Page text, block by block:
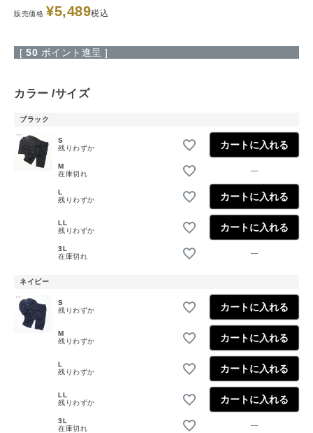
販売価格 ¥5,489税込
[ 50 ポイント進呈 ]
カラー サイズ
ブラック
S
残りわずか
カートに入れる
M
在庫切れ
—
L
残りわずか
カートに入れる
LL
残りわずか
カートに入れる
3L
在庫切れ
—
ネイビー
S
残りわずか
カートに入れる
M
残りわずか
カートに入れる
L
残りわずか
カートに入れる
LL
残りわずか
カートに入れる
3L
在庫切れ
—